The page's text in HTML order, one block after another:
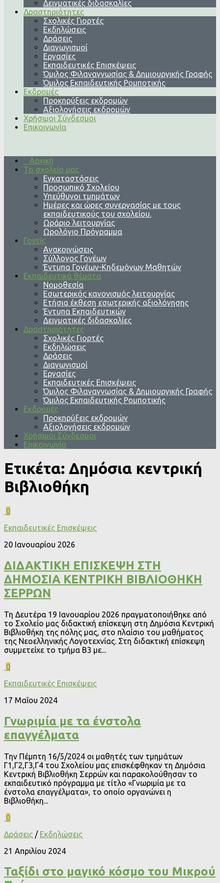
Δειγματικές διδασκαλίες
Δραστηριότητες
Σχολικές Γιορτές
Εκδηλώσεις
Δράσεις
Διαγωνισμοί
Εργασίες
Εκπαιδευτικές Επισκέψεις
Όμιλος Φιλαναγνωσίας & Δημιουργικής Γραφής
Όμιλος Εκπαιδευτικής Ρομποτικής
Εκδρομές
Προκηρύξεις εκδρομών
Αξιολογήσεις εκδρομών
Χρήσιμοι Σύνδεσμοι
Επικοινωνία
Αρχική
Το σχολείο μας
Εγκαταστάσεις
Προσωπικό Σχολείου
Υπεύθυνοι τμημάτων
Ημέρες και ώρες συνεργασίας με τους
εκπαιδευτικούς του σχολείου.
Ωράριο λειτουργίας
Ωρολόγιο Πρόγραμμα
Γονείς
Ανακοινώσεις
Σύλλογος Γονέων
Έντυπα Γονέων-Κηδεμόνων Μαθητών
Εκπαιδευτικά θέματα
Νομοθεσία
Εσωτερικός κανονισμός λειτουργίας
Ετήσια έκθεση εσωτερικής αξιολόγησης
Έντυπα Εκπαιδευτικών
Δειγματικές διδασκαλίες
Δραστηριότητες
Σχολικές Γιορτές
Εκδηλώσεις
Δράσεις
Διαγωνισμοί
Εργασίες
Εκπαιδευτικές Επισκέψεις
Όμιλος Φιλαναγνωσίας & Δημιουργικής Γραφής
Όμιλος Εκπαιδευτικής Ρομποτικής
Εκδρομές
Προκηρύξεις εκδρομών
Αξιολογήσεις εκδρομών
Χρήσιμοι Σύνδεσμοι
Επικοινωνία
Ετικέτα: Δημόσια κεντρική
Βιβλιοθήκη
0
Εκπαιδευτικές Επισκέψεις
20 Ιανουαρίου 2026
ΔΙΔΑΚΤΙΚΗ ΕΠΙΣΚΕΨΗ ΣΤΗ
ΔΗΜΟΣΙΑ ΚΕΝΤΡΙΚΗ ΒΙΒΛΙΟΘΗΚΗ
ΣΕΡΡΩΝ
Τη Δευτέρα 19 Ιανουαρίου 2026 πραγματοποιήθηκε από
το Σχολείο μας διδακτική επίσκεψη στη Δημόσια Κεντρική
Βιβλιοθήκη της πόλης μας, στο πλαίσιο του μαθήματος
της Νεοελληνικής Λογοτεχνίας. Στη διδακτική επίσκεψη
συμμετείχε το τμήμα Β3 με...
0
Εκπαιδευτικές Επισκέψεις
17 Μαΐου 2024
Γνωριμία με τα ένστολα
επαγγέλματα
Την Πέμπτη 16/5/2024 οι μαθητές των τμημάτων
Γ1,Γ2,Γ3,Γ4 του Σχολείου μας επισκέφθηκαν τη Δημόσια
Κεντρική Βιβλιοθήκη Σερρών και παρακολούθησαν το
εκπαιδευτικό πρόγραμμα με τίτλο «Γνωριμία με τα
ένστολα επαγγέλματα», το οποίο οργανώνει η
Βιβλιοθήκη...
0
Δράσεις / Εκδηλώσεις
21 Απριλίου 2024
Ταξίδι στο μαγικό κόσμο του Μικρού